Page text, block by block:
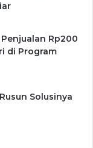
Rp200
di Program
Solusinya